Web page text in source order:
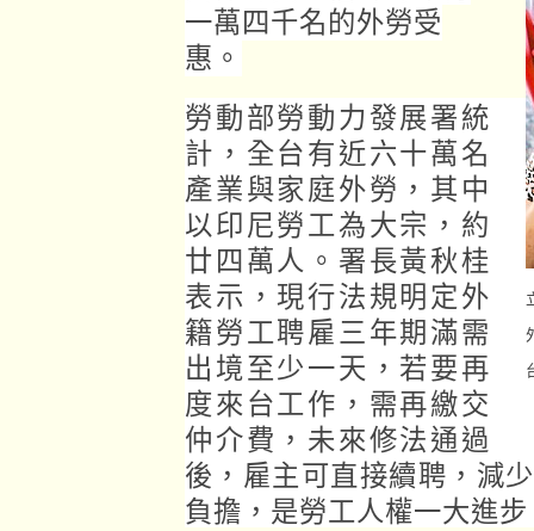
一萬四千名的外勞受
惠。
勞動部勞動力發展署統
計，全台有近六十萬名
產業與家庭外勞，其中
以印尼勞工為大宗，約
廿四萬人。署長黃秋桂
表示，現行法規明定外
籍勞工聘雇三年期滿需
出境至少一天，若要再
度來台工作，需再繳交
仲介費，未來修法通過
後，雇主可直接續聘，減
負擔，是勞工人權一大進